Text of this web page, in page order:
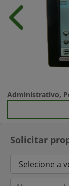
Solicitar
Anterior
Administrativo,